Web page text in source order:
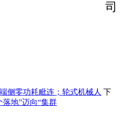
司
侧零功耗毗连；轮式机械人 下
地”迈向“集群